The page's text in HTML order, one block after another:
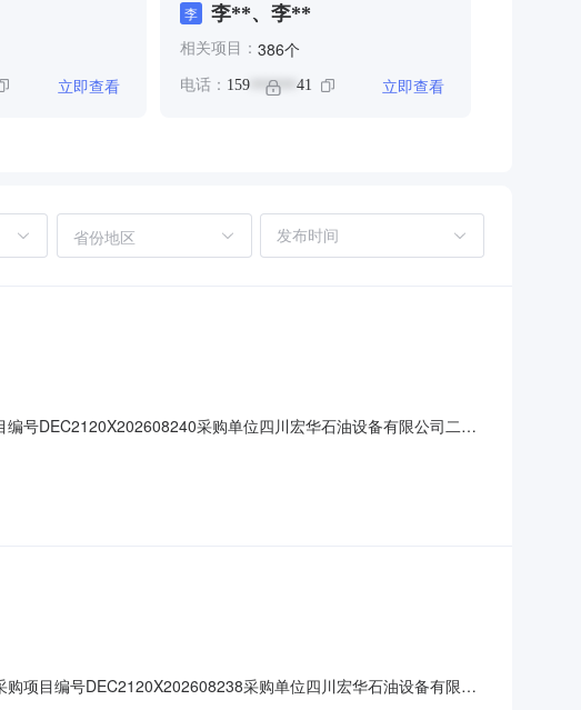
立即查看
李 李**、李**
相关项目： 386个
电话： 159****** 41 立即查看
省份地区
号DEC2120X202608240采购单位四川宏华石油设备有限公司二、
联系方式公告发布媒介此公告仅在东方电
项目编号DEC2120X202608238采购单位四川宏华石油设备有限公